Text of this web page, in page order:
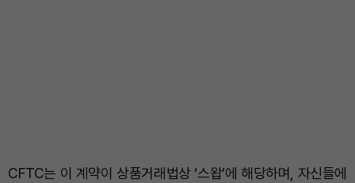
CFTC는 이 계약이 상품거래법상 ‘스왑’에 해당하며, 자신들에